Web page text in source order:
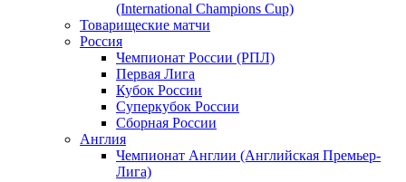
(International Champions Cup)
Товарищеские матчи
Россия
Чемпионат России (РПЛ)
Первая Лига
Кубок России
Суперкубок России
Сборная России
Англия
Чемпионат Англии (Английская Премьер-
Лига)